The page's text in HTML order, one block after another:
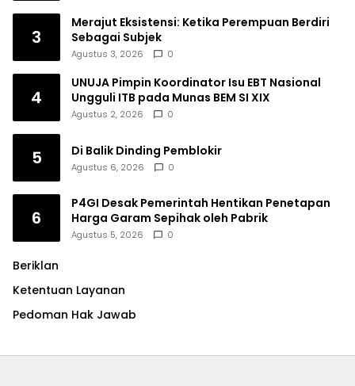
3
Merajut Eksistensi: Ketika Perempuan Berdiri
Sebagai Subjek
Agustus 3, 2026 0
4
UNUJA Pimpin Koordinator Isu EBT Nasional
Ungguli ITB pada Munas BEM SI XIX
Agustus 2, 2026 0
5 Di Balik Dinding Pemblokir
Agustus 6, 2026 0
6
P4GI Desak Pemerintah Hentikan Penetapan
Harga Garam Sepihak oleh Pabrik
Agustus 5, 2026 0
Beriklan
Ketentuan Layanan
Pedoman Hak Jawab